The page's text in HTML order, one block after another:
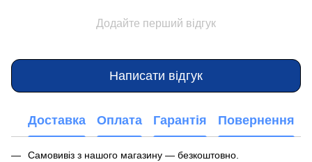
Додайте перший відгук
Написати відгук
Доставка Оплата Гарантія Повернення
Самовивіз з нашого магазину — безкоштовно.